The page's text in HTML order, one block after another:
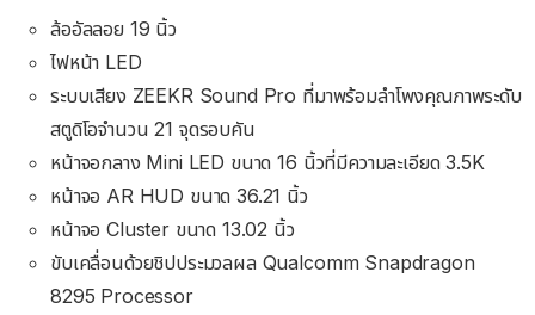
ล้ออัลลอย 19 นิ้ว
ไฟหน้า LED
ระบบเสียง ZEEKR Sound Pro ที่มาพร้อมลำโพงคุณภาพระดับ
สตูดิโอจำนวน 21 จุดรอบคัน
หน้าจอกลาง Mini LED ขนาด 16 นิ้วที่มีความละเอียด 3.5K
หน้าจอ AR HUD ขนาด 36.21 นิ้ว
หน้าจอ Cluster ขนาด 13.02 นิ้ว
ขับเคลื่อนด้วยชิปประมวลผล Qualcomm Snapdragon
8295 Processor